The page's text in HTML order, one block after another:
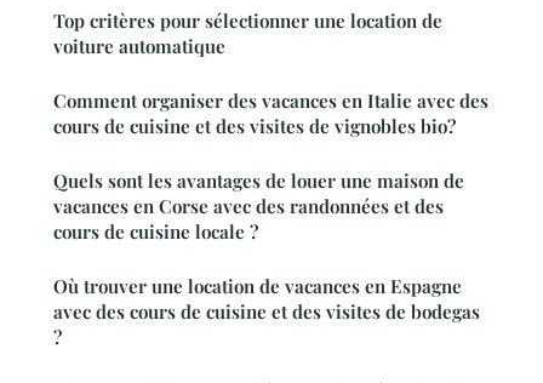
Top critères pour sélectionner une location de
voiture automatique
Comment organiser des vacances en Italie avec des
cours de cuisine et des visites de vignobles bio?
Quels sont les avantages de louer une maison de
vacances en Corse avec des randonnées et des
cours de cuisine locale ?
Où trouver une location de vacances en Espagne
avec des cours de cuisine et des visites de bodegas
?